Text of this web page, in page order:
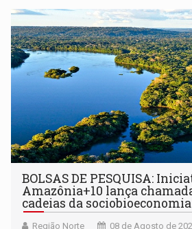
BOLSAS DE PESQUISA:
Amazônia+10 lança
cadeias da sociobioeconomia
Região Norte 08 de Agosto de